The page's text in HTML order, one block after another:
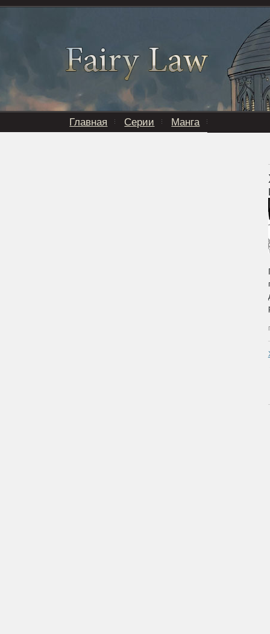
Главная Серии Манга